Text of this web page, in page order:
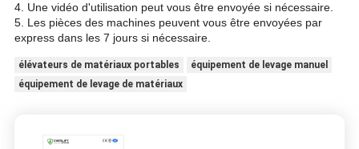
4. Une vidéo d'utilisation peut vous être envoyée si nécessaire.
5. Les pièces des machines peuvent vous être envoyées par
express dans les 7 jours si nécessaire.
élévateurs de matériaux portables
équipement de levage manuel
équipement de levage de matériaux